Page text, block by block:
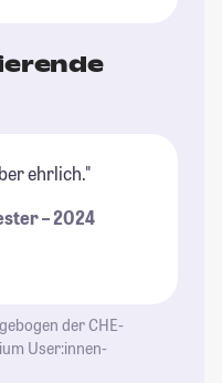
ehrlich."
– 2024
der CHE-
User:innen-